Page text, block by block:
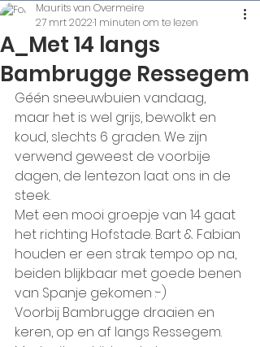
A_Met 14 langs
Bambrugge Ressegem
Maurits van Overmeire
27 mrt 20221 minuten om te lezen
Géén sneeuwbuien vandaag,
maar het is wel grijs, bewolkt en
koud, slechts 6 graden. We zijn
verwend geweest de voorbije
dagen, de lentezon laat ons in de
steek.
Met een mooi groepje van 14 gaat
het richting Hofstade. Bart & Fabian
houden er een strak tempo op na,
beiden blijkbaar met goede benen
van Spanje gekomen :-)
Voorbij Bambrugge draaien en
keren, op en af langs Ressegem.